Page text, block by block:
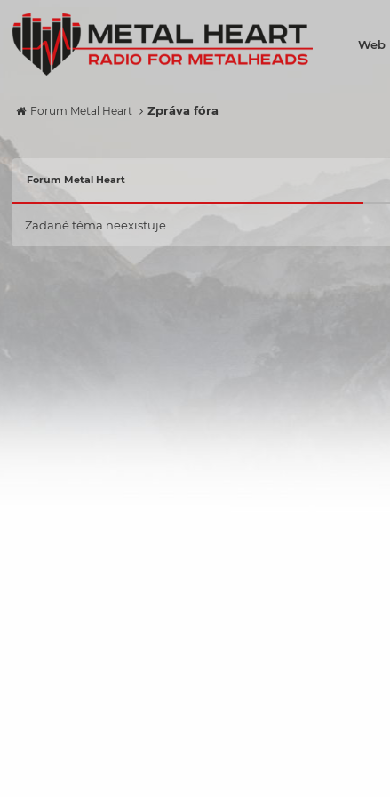
Web
Forum Metal Heart Zpráva fóra
Forum Metal Heart
Zadané téma neexistuje.